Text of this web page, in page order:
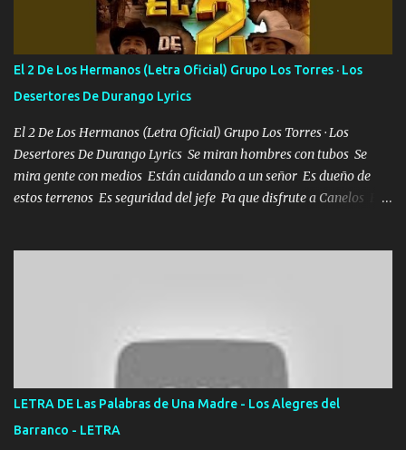
verde se le extraña pa que sepan Aquí Pura GENTE DE LA RANA 🐸
POR CLAVE ES EL CALI 4 EN LA CIUDAD TIJUANA Música Al
tirante andamos mi carnal atento a cualquier necesidad no porque
se ve limpio el camino nos confiamos al andar y nunca con la
misma piedra me vuelvo a tropezar Cuando ando de enamorado
en corto me tiró a per...
El 2 De Los Hermanos (Letra Oficial) Grupo Los Torres · Los
Desertores De Durango Lyrics
El 2 De Los Hermanos (Letra Oficial) Grupo Los Torres · Los
Desertores De Durango Lyrics Se miran hombres con tubos Se
mira gente con medios Están cuidando a un señor Es dueño de
estos terrenos Es seguridad del jefe Pa que disfrute a Canelos Es
ahí está el Hombre Cuarenta y también Pariente 7 arreglan
cualquier problema no más es cuestión que ordené NOS HACE
FALTA UN HERMANO DE CLAVE ERA EL 24 SIEMPRE FUE UN
HOMBRE VALIENTE POR ALGO M'URIÓ PELEAND0 SIEMPRE
VIO POR LA FAMILIA PARA QUE SIGA EL LEGADO Es el DOS de
LETRA DE Las Palabras de Una Madre - Los Alegres del
Barranco - LETRA